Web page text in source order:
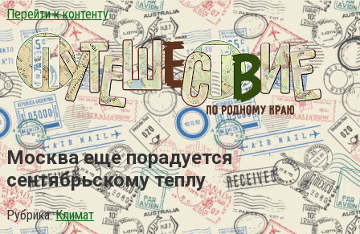
Перейти к контенту
Москва еще порадуется
сентябрьскому теплу
Рубрика: Климат